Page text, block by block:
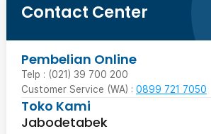
Contact Center
Pembelian Online
Telp : (021) 39 700 200
Customer Service (WA) : 0899 721 7050
Toko Kami
Jabodetabek